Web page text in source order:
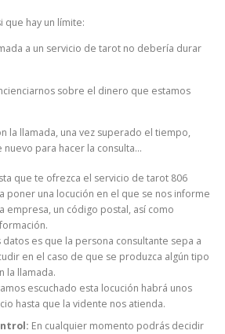
que hay un límite:
a un servicio de tarot no debería durar
sobre el dinero que estamos
la llamada, una vez superado el tiempo,
para hacer la consulta…
que te ofrezca el servicio de tarot 806
poner una locución en el que se nos informe
empresa, un código postal, así como
es que la persona consultante sepa a
en el caso de que se produzca algún tipo
la llamada.
escuchado esta locución habrá unos
hasta que la vidente nos atienda.
En cualquier momento podrás decidir